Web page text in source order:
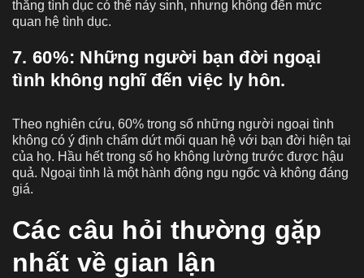
thẳng tình dục có thể nảy sinh, nhưng không đến mức
quan hệ tình dục.
7. 60%: Những người bạn đời ngoại
tình không nghĩ đến việc ly hôn.
Theo nghiên cứu, 60% trong số những người ngoại tình
không có ý định chấm dứt mối quan hệ với bạn đời hiện tại
của họ. Hầu hết trong số họ không lường trước được hậu
quả. Ngoại tình là một hành động ngu ngốc và không đáng
giá.
Các câu hỏi thường gặp
nhất về gian lận